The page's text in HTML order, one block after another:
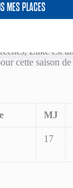
MES PLACES
avec 10
jeu londonien en
pour son
Luke est
cette saison
MJ
17